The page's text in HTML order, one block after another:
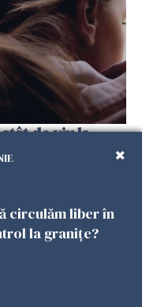
de viu la
Radu
circulăm liber în
la granițe?